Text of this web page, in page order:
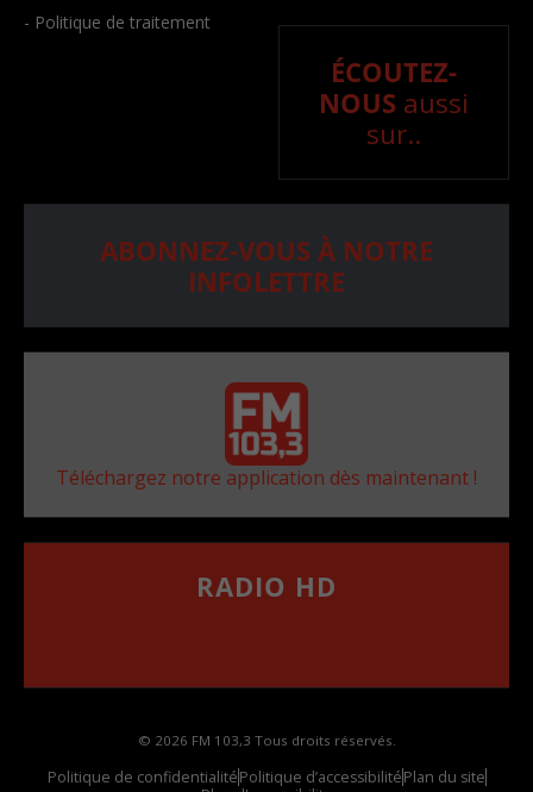
- Politique de traitement
ÉCOUTEZ-
NOUS aussi
sur..
ABONNEZ-VOUS À NOTRE
INFOLETTRE
Téléchargez notre application dès maintenant !
RADIO HD
© 2026 FM 103,3 Tous droits réservés.
Politique de confidentialitéPolitique d’accessibilitéPlan du site